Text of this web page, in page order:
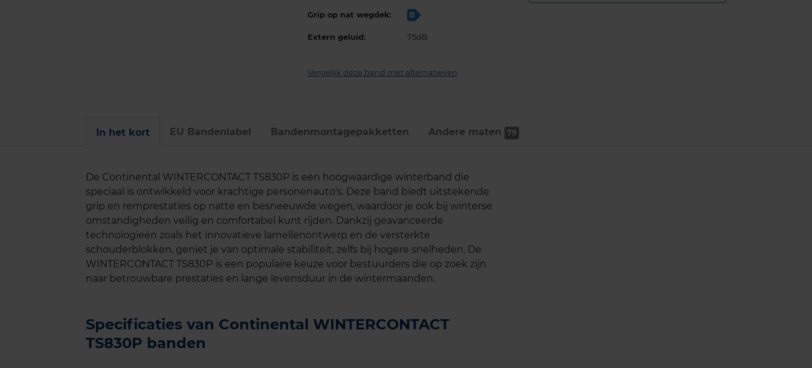
Grip op nat wegdek: B
Extern geluid: 75dB
Vergelijk deze band met alternatieven
In het kort EU Bandenlabel Bandenmontage­pakketten Andere maten 79
De Continental WINTERCONTACT TS830P is een hoogwaardige winterband die
speciaal is ontwikkeld voor krachtige personenauto's. Deze band biedt uitstekende
grip en remprestaties op natte en besneeuwde wegen, waardoor je ook bij winterse
omstandigheden veilig en comfortabel kunt rijden. Dankzij geavanceerde
technologieën zoals het innovatieve lamellenontwerp en de versterkte
schouderblokken, geniet je van optimale stabiliteit, zelfs bij hogere snelheden. De
WINTERCONTACT TS830P is een populaire keuze voor bestuurders die op zoek zijn
naar betrouwbare prestaties en lange levensduur in de wintermaanden.
Specificaties van Continental WINTERCONTACT
TS830P banden